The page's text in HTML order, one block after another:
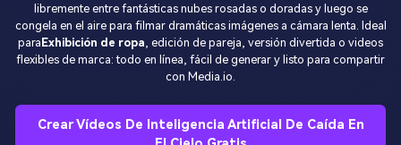
libremente entre fantásticas nubes rosadas o doradas y luego se
congela en el aire para filmar dramáticas imágenes a cámara lenta. Ideal
para Exhibición de ropa , edición de pareja, versión divertida o videos
flexibles de marca: todo en línea, fácil de generar y listo para compartir
con Media.io.
Crear Vídeos De Inteligencia Artificial De Caída En